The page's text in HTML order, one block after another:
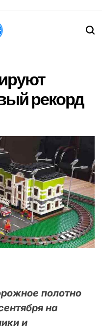
рекорд
полотно
на
и